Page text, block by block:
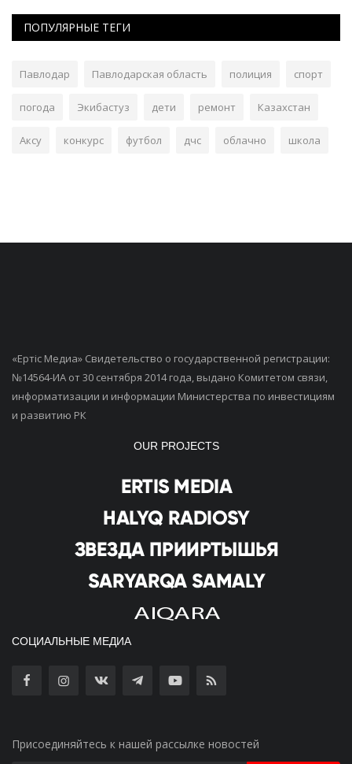
ПОПУЛЯРНЫЕ ТЕГИ
Павлодар Павлодарская область полиция спорт
погода Экибастуз дети ремонт Казахстан
Аксу конкурс футбол дчс облачно школа
«Ертiс Медиа» Свидетельство о государственной регистрации:
№14564-ИА от 30 сентября 2014 года, выдано Комитетом связи,
информатизации и информации Министерства по инвестициям
и развитию РК
OUR PROJECTS
СОЦИАЛЬНЫЕ МЕДИА
Присоединяйтесь к нашей рассылке новостей